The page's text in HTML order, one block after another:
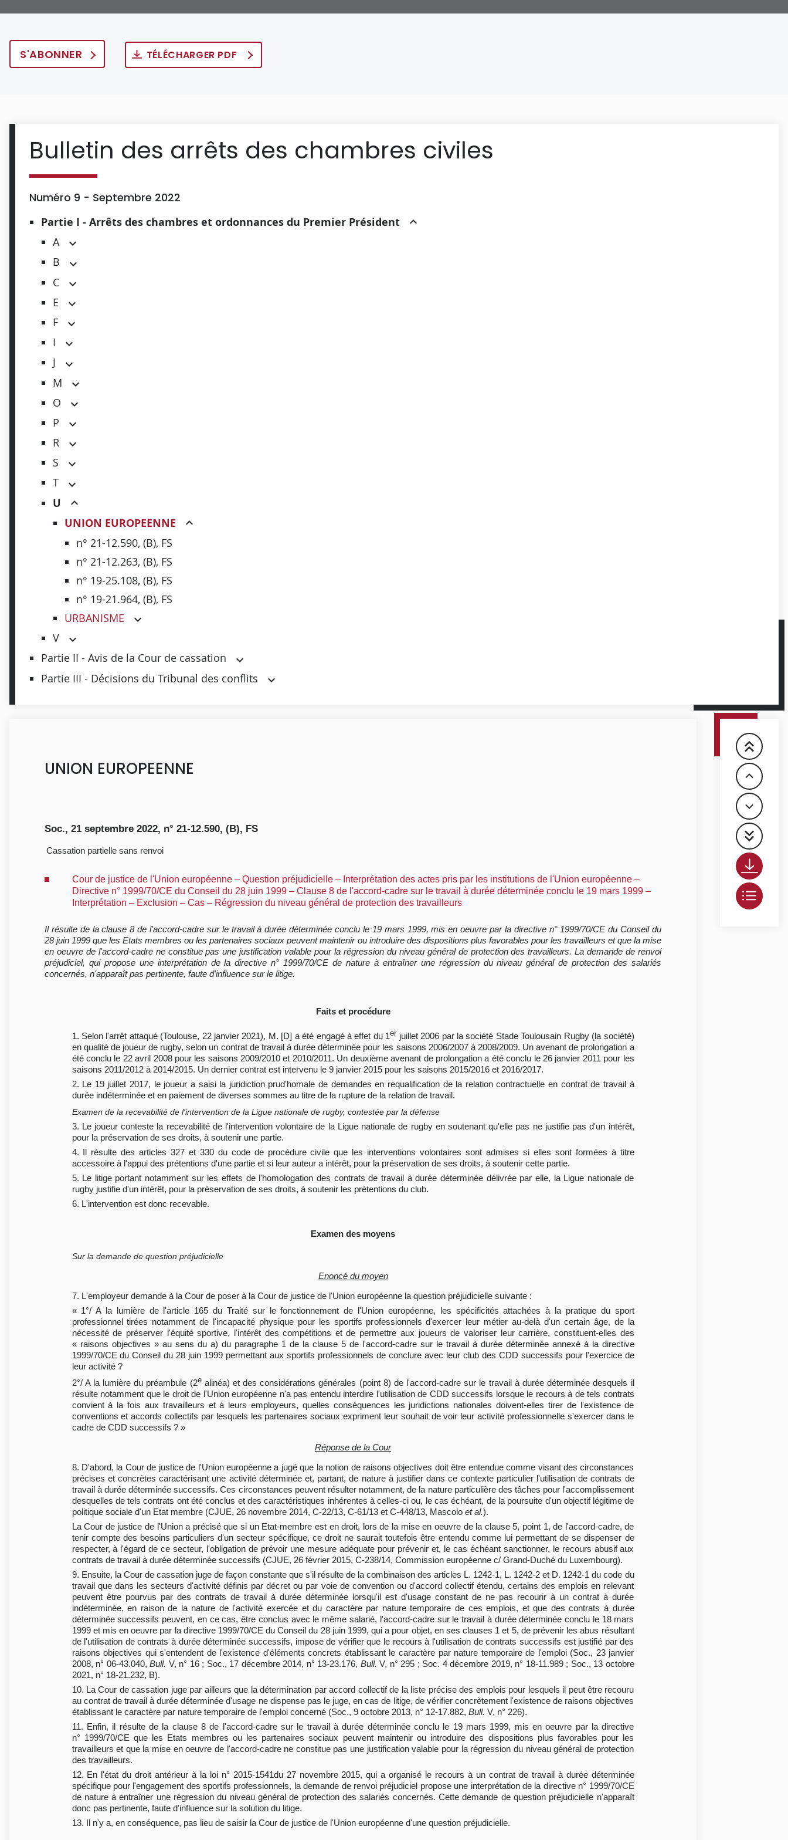
S'ABONNER TÉLÉCHARGER PDF
Bulletin des arrêts des chambres civiles
Numéro 9 - Septembre 2022
Partie I - Arrêts des chambres et ordonnances du Premier Président
A
B
C
E
F
I
J
M
O
P
R
S
T
U
UNION EUROPEENNE
n° 21-12.590, (B), FS
n° 21-12.263, (B), FS
n° 19-25.108, (B), FS
n° 19-21.964, (B), FS
URBANISME
V
Partie II - Avis de la Cour de cassation
Partie III - Décisions du Tribunal des conflits
UNION EUROPEENNE
Soc., 21 septembre 2022, n° 21-12.590, (B), FS
Cassation partielle sans renvoi
Cour de justice de l'Union européenne – Question préjudicielle – Interprétation des actes pris par les institutions de l'Union européenne –
Directive n° 1999/70/CE du Conseil du 28 juin 1999 – Clause 8 de l'accord-cadre sur le travail à durée déterminée conclu le 19 mars 1999 –
Interprétation – Exclusion – Cas – Régression du niveau général de protection des travailleurs
Il résulte de la clause 8 de l'accord-cadre sur le travail à durée déterminée conclu le 19 mars 1999, mis en oeuvre par la directive n° 1999/70/CE du Conseil du
28 juin 1999 que les Etats membres ou les partenaires sociaux peuvent maintenir ou introduire des dispositions plus favorables pour les travailleurs et que la mise
en oeuvre de l'accord-cadre ne constitue pas une justification valable pour la régression du niveau général de protection des travailleurs. La demande de renvoi
préjudiciel, qui propose une interprétation de la directive n° 1999/70/CE de nature à entraîner une régression du niveau général de protection des salariés
concernés, n'apparaît pas pertinente, faute d'influence sur le litige.
Faits et procédure
1. Selon l'arrêt attaqué (Toulouse, 22 janvier 2021), M. [D] a été engagé à effet du 1er juillet 2006 par la société Stade Toulousain Rugby (la société)
en qualité de joueur de rugby, selon un contrat de travail à durée déterminée pour les saisons 2006/2007 à 2008/2009. Un avenant de prolongation a
été conclu le 22 avril 2008 pour les saisons 2009/2010 et 2010/2011. Un deuxième avenant de prolongation a été conclu le 26 janvier 2011 pour les
saisons 2011/2012 à 2014/2015. Un dernier contrat est intervenu le 9 janvier 2015 pour les saisons 2015/2016 et 2016/2017.
2. Le 19 juillet 2017, le joueur a saisi la juridiction prud'homale de demandes en requalification de la relation contractuelle en contrat de travail à
durée indéterminée et en paiement de diverses sommes au titre de la rupture de la relation de travail.
Examen de la recevabilité de l'intervention de la Ligue nationale de rugby, contestée par la défense
3. Le joueur conteste la recevabilité de l'intervention volontaire de la Ligue nationale de rugby en soutenant qu'elle pas ne justifie pas d'un intérêt,
pour la préservation de ses droits, à soutenir une partie.
4. Il résulte des articles 327 et 330 du code de procédure civile que les interventions volontaires sont admises si elles sont formées à titre
accessoire à l'appui des prétentions d'une partie et si leur auteur a intérêt, pour la préservation de ses droits, à soutenir cette partie.
5. Le litige portant notamment sur les effets de l'homologation des contrats de travail à durée déterminée délivrée par elle, la Ligue nationale de
rugby justifie d'un intérêt, pour la préservation de ses droits, à soutenir les prétentions du club.
6. L'intervention est donc recevable.
Examen des moyens
Sur la demande de question préjudicielle
Enoncé du moyen
7. L'employeur demande à la Cour de poser à la Cour de justice de l'Union européenne la question préjudicielle suivante :
« 1°/ A la lumière de l'article 165 du Traité sur le fonctionnement de l'Union européenne, les spécificités attachées à la pratique du sport
professionnel tirées notamment de l'incapacité physique pour les sportifs professionnels d'exercer leur métier au-delà d'un certain âge, de la
nécessité de préserver l'équité sportive, l'intérêt des compétitions et de permettre aux joueurs de valoriser leur carrière, constituent-elles des
« raisons objectives » au sens du a) du paragraphe 1 de la clause 5 de l'accord-cadre sur le travail à durée déterminée annexé à la directive
1999/70/CE du Conseil du 28 juin 1999 permettant aux sportifs professionnels de conclure avec leur club des CDD successifs pour l'exercice de
leur activité ?
2°/ A la lumière du préambule (2ealinéa) et des considérations générales (point 8) de l'accord-cadre sur le travail à durée déterminée desquels il
résulte notamment que le droit de l'Union européenne n'a pas entendu interdire l'utilisation de CDD successifs lorsque le recours à de tels contrats
convient à la fois aux travailleurs et à leurs employeurs, quelles conséquences les juridictions nationales doivent-elles tirer de l'existence de
conventions et accords collectifs par lesquels les partenaires sociaux expriment leur souhait de voir leur activité professionnelle s'exercer dans le
cadre de CDD successifs ? »
Réponse de la Cour
8. D'abord, la Cour de justice de l'Union européenne a jugé que la notion de raisons objectives doit être entendue comme visant des circonstances
précises et concrètes caractérisant une activité déterminée et, partant, de nature à justifier dans ce contexte particulier l'utilisation de contrats de
travail à durée déterminée successifs. Ces circonstances peuvent résulter notamment, de la nature particulière des tâches pour l'accomplissement
desquelles de tels contrats ont été conclus et des caractéristiques inhérentes à celles-ci ou, le cas échéant, de la poursuite d'un objectif légitime de
politique sociale d'un Etat membre (CJUE, 26 novembre 2014, C-22/13, C-61/13 et C-448/13, Mascolo et al.).
La Cour de justice de l'Union a précisé que si un Etat-membre est en droit, lors de la mise en oeuvre de la clause 5, point 1, de l'accord-cadre, de
tenir compte des besoins particuliers d'un secteur spécifique, ce droit ne saurait toutefois être entendu comme lui permettant de se dispenser de
respecter, à l'égard de ce secteur, l'obligation de prévoir une mesure adéquate pour prévenir et, le cas échéant sanctionner, le recours abusif aux
contrats de travail à durée déterminée successifs (CJUE, 26 février 2015, C-238/14, Commission européenne c/ Grand-Duché du Luxembourg).
9. Ensuite, la Cour de cassation juge de façon constante que s'il résulte de la combinaison des articles L. 1242-1, L. 1242-2 et D. 1242-1 du code du
travail que dans les secteurs d'activité définis par décret ou par voie de convention ou d'accord collectif étendu, certains des emplois en relevant
peuvent être pourvus par des contrats de travail à durée déterminée lorsqu'il est d'usage constant de ne pas recourir à un contrat à durée
indéterminée, en raison de la nature de l'activité exercée et du caractère par nature temporaire de ces emplois, et que des contrats à durée
déterminée successifs peuvent, en ce cas, être conclus avec le même salarié, l'accord-cadre sur le travail à durée déterminée conclu le 18 mars
1999 et mis en oeuvre par la directive 1999/70/CE du Conseil du 28 juin 1999, qui a pour objet, en ses clauses 1 et 5, de prévenir les abus résultant
de l'utilisation de contrats à durée déterminée successifs, impose de vérifier que le recours à l'utilisation de contrats successifs est justifié par des
raisons objectives qui s'entendent de l'existence d'éléments concrets établissant le caractère par nature temporaire de l'emploi (Soc., 23 janvier
2008, n° 06-43.040, Bull. V, n° 16 ; Soc., 17 décembre 2014, n° 13-23.176, Bull. V, n° 295 ; Soc. 4 décembre 2019, n° 18-11.989 ; Soc., 13 octobre
2021, n° 18-21.232, B).
10. La Cour de cassation juge par ailleurs que la détermination par accord collectif de la liste précise des emplois pour lesquels il peut être recouru
au contrat de travail à durée déterminée d'usage ne dispense pas le juge, en cas de litige, de vérifier concrètement l'existence de raisons objectives
établissant le caractère par nature temporaire de l'emploi concerné (Soc., 9 octobre 2013, n° 12-17.882, Bull. V, n° 226).
11. Enfin, il résulte de la clause 8 de l'accord-cadre sur le travail à durée déterminée conclu le 19 mars 1999, mis en oeuvre par la directive
n° 1999/70/CE que les Etats membres ou les partenaires sociaux peuvent maintenir ou introduire des dispositions plus favorables pour les
travailleurs et que la mise en oeuvre de l'accord-cadre ne constitue pas une justification valable pour la régression du niveau général de protection
des travailleurs.
12. En l'état du droit antérieur à la loi n° 2015-1541du 27 novembre 2015, qui a organisé le recours à un contrat de travail à durée déterminée
spécifique pour l'engagement des sportifs professionnels, la demande de renvoi préjudiciel propose une interprétation de la directive n° 1999/70/CE
de nature à entraîner une régression du niveau général de protection des salariés concernés. Cette demande de question préjudicielle n'apparaît
donc pas pertinente, faute d'influence sur la solution du litige.
13. Il n'y a, en conséquence, pas lieu de saisir la Cour de justice de l'Union européenne d'une question préjudicielle.